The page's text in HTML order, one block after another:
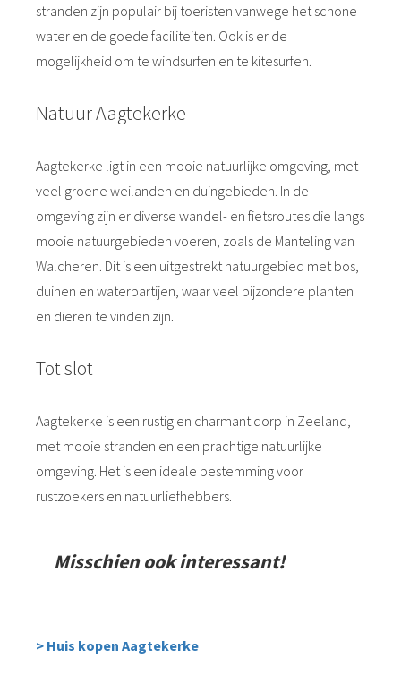
stranden zijn populair bij toeristen vanwege het schone
water en de goede faciliteiten. Ook is er de
mogelijkheid om te windsurfen en te kitesurfen.
Natuur Aagtekerke
Aagtekerke ligt in een mooie natuurlijke omgeving, met
veel groene weilanden en duingebieden. In de
omgeving zijn er diverse wandel- en fietsroutes die langs
mooie natuurgebieden voeren, zoals de Manteling van
Walcheren. Dit is een uitgestrekt natuurgebied met bos,
duinen en waterpartijen, waar veel bijzondere planten
en dieren te vinden zijn.
Tot slot
Aagtekerke is een rustig en charmant dorp in Zeeland,
met mooie stranden en een prachtige natuurlijke
omgeving. Het is een ideale bestemming voor
rustzoekers en natuurliefhebbers.
Misschien ook interessant!
> Huis kopen Aagtekerke